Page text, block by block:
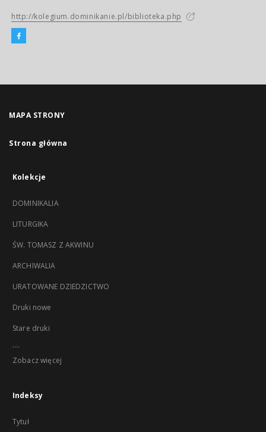
http://kolegium.dominikanie.pl/biblioteka.php
MAPA STRONY
Strona główna
Kolekcje
DOMINIKALIA
LITURGIKA
ŚW. TOMASZ Z AKWINU
ARCHIWALIA
URATOWANE DZIEDZICTWO
Druki nowe
Stare druki
...
Zobacz więcej
Indeksy
Tytuł